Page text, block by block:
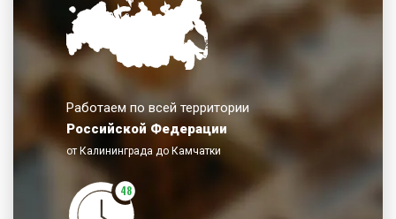
Работаем по всей территории
Российской Федерации
от Калининграда до Камчатки
48